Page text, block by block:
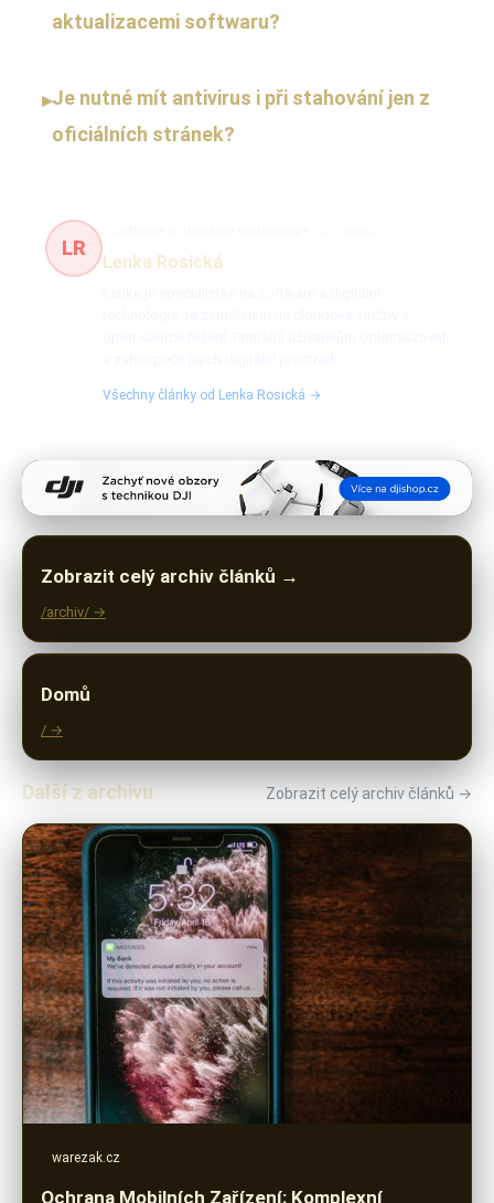
aktualizacemi softwaru?
▸Je nutné mít antivirus i při stahování jen z
oficiálních stránek?
LR
Lenka Rosická
Všechny články od Lenka Rosická →
Zobrazit celý archiv článků →
/archiv/ →
Domů
/ →
Další z archivu Zobrazit celý archiv článků →
warezak.cz
Ochrana Mobilních Zařízení: Komplexní